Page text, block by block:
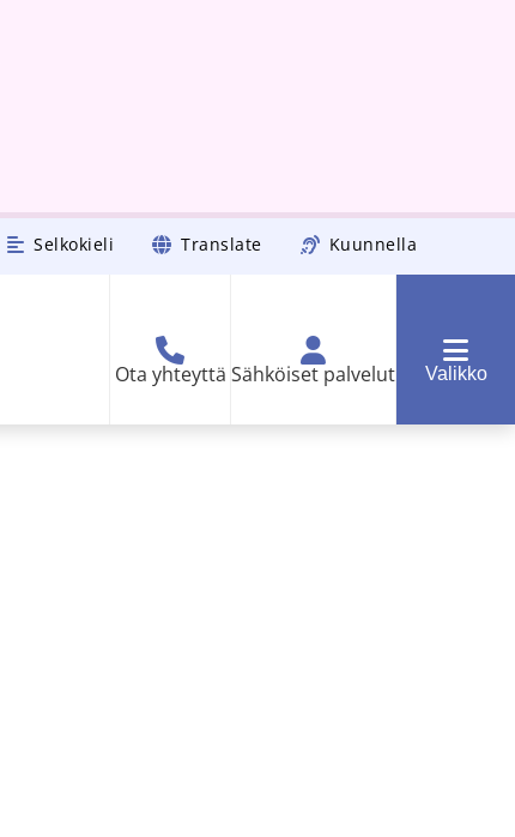
Selkokieli Translate Kuunnella
Ota yhteyttä Sähköiset palvelut Valikko